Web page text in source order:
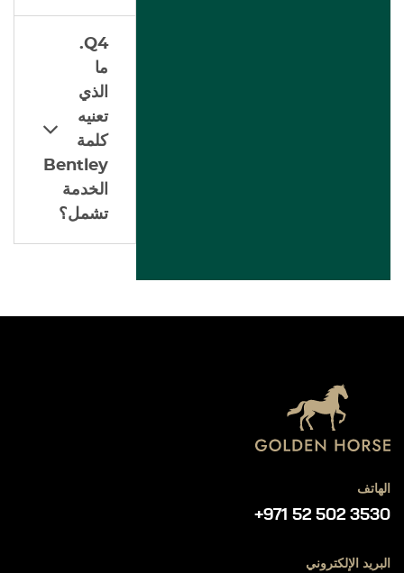
Q4.
ما
الذي
تعنيه
كلمة
Bentley
الخدمة
تشمل؟
الهاتف
+971 52 502 3530
البريد الإلكتروني